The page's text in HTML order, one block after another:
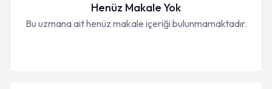
Henüz Makale Yok
Bu uzmana ait henüz makale içeriği bulunmamaktadır.